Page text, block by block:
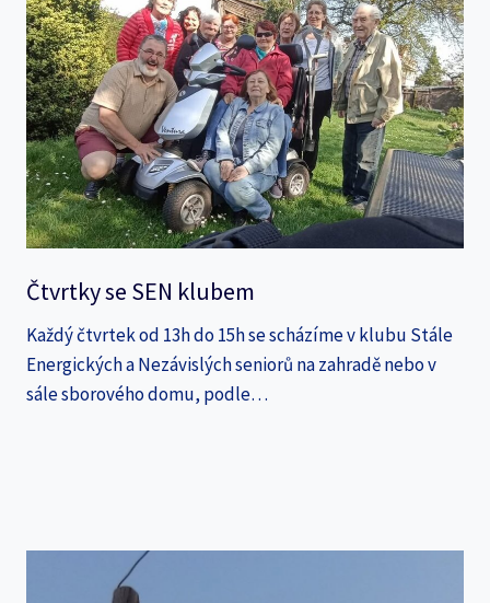
Čtvrtky se SEN klubem
Každý čtvrtek od 13h do 15h se scházíme v klubu Stále
Energických a Nezávislých seniorů na zahradě nebo v
sále sborového domu, podle…